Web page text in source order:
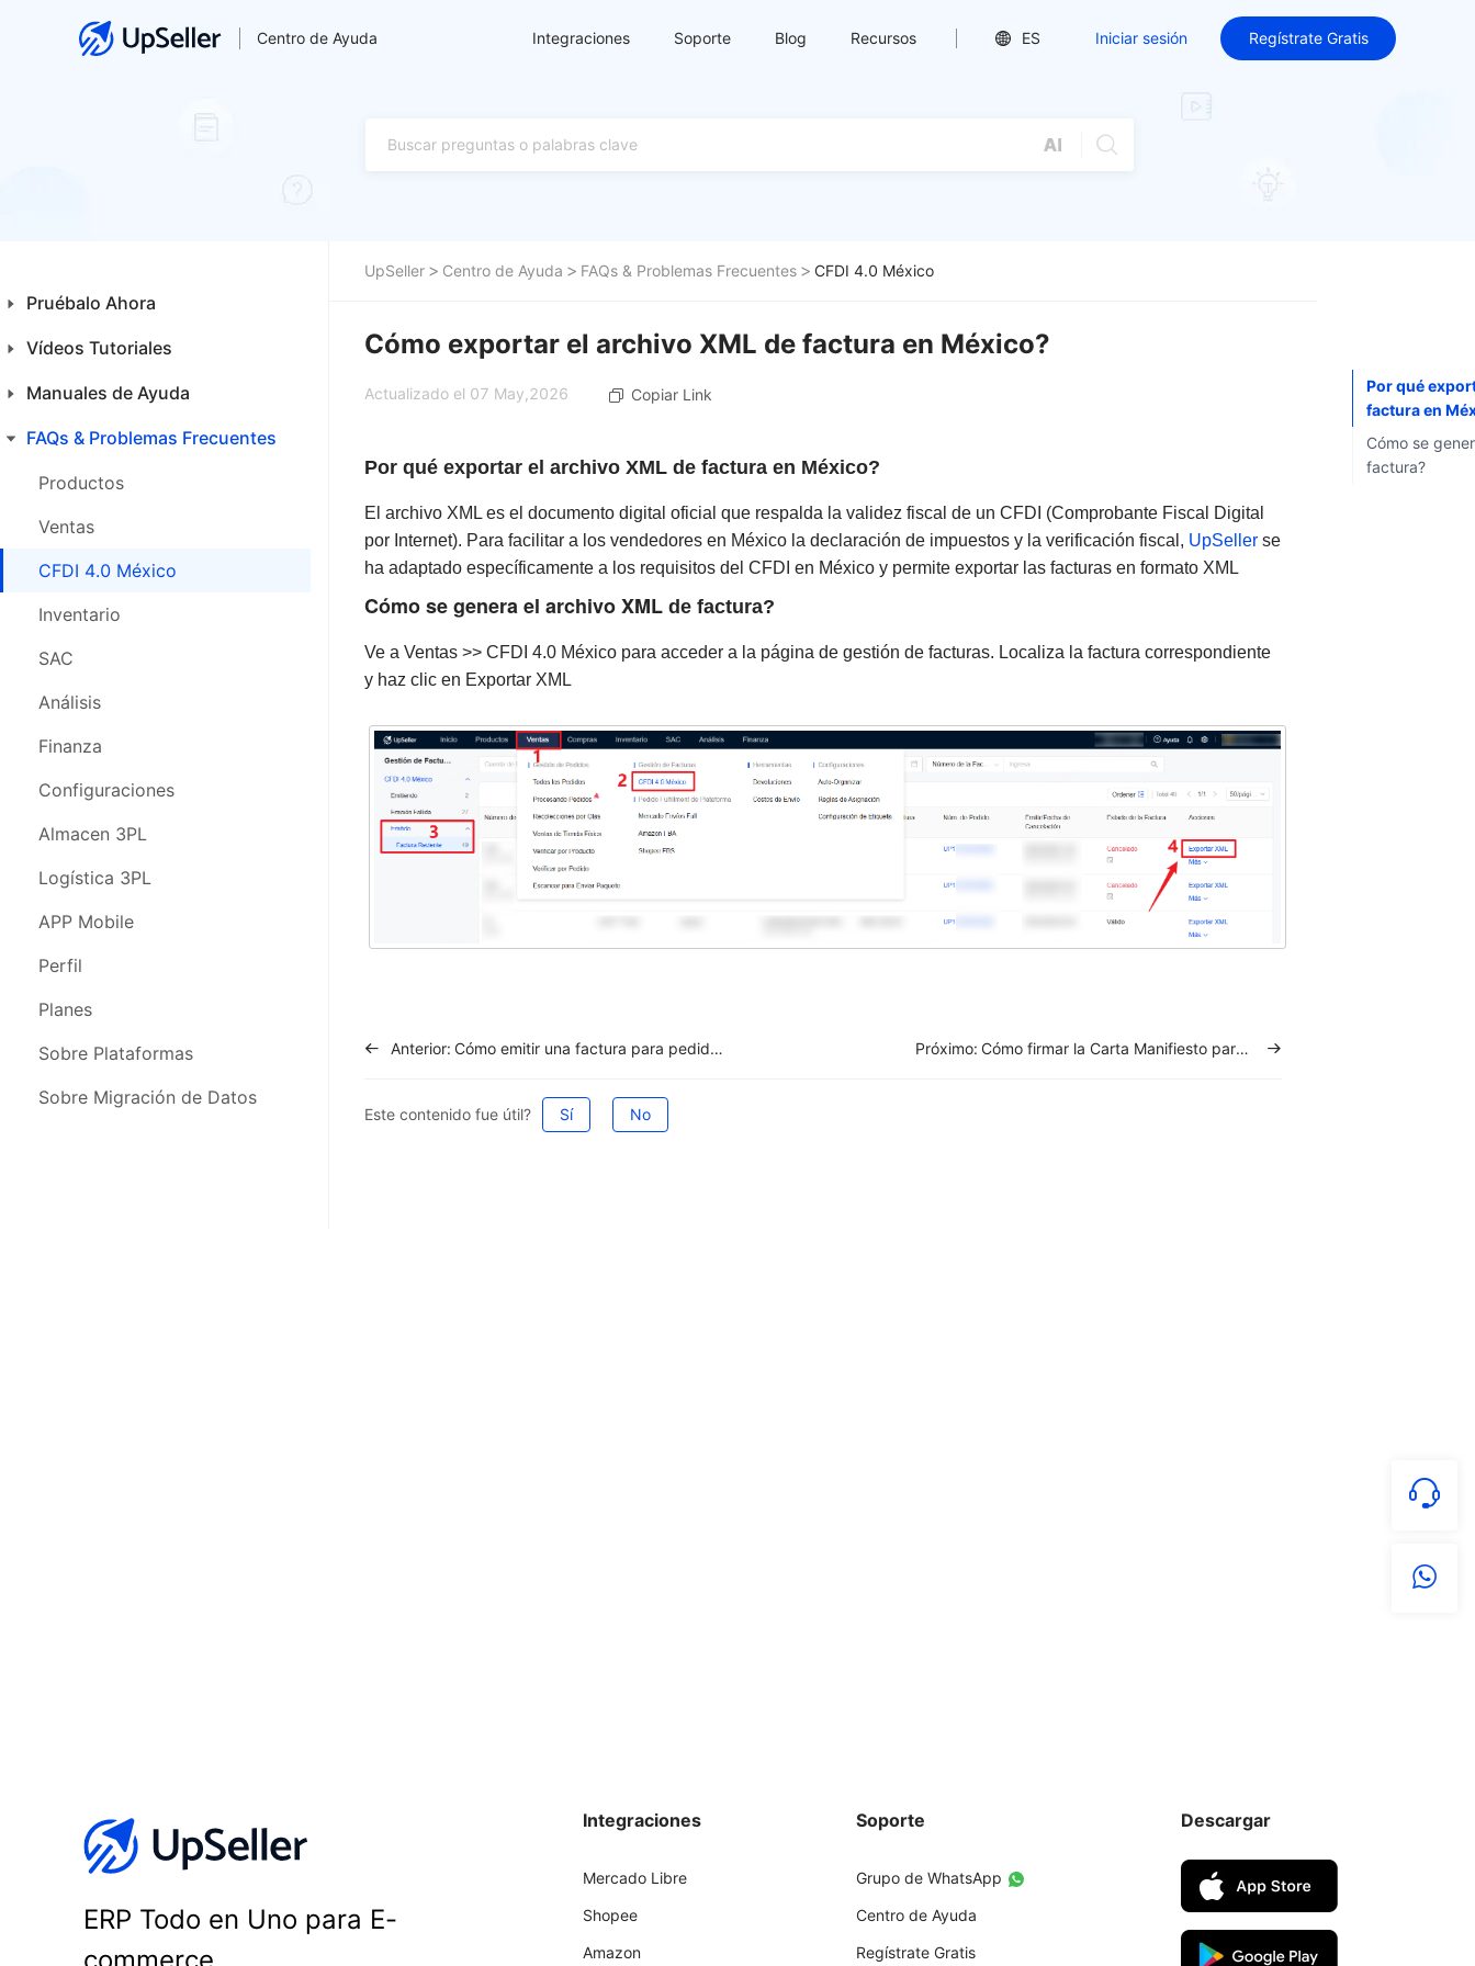
Centro de Ayuda Integraciones Soporte Blog Recursos ES Iniciar sesión Regístrate Gratis
Pruébalo Ahora
Guía para Principiantes
Primeros Pasos
Funcionalidades Especiales
Vídeos Tutoriales
Inicio
Productos
Ventas
CFDI 4.0 México
Compras
Inventario
SAC
Análisis
Finanza
Configuraciones
Almacén 3PL
Logística 3PL
APP Movil
Webinars
FAQs & Problemas Frecuentes
Manuales de Ayuda
Inicio
Productos
Ventas
CFDI 4.0 México
Compra
Inventario
SAC
Análisis
Finanza
Configuraciones
Almacén 3PL
Logística 3PL
APP Mobile
Configuración de Cuenta
Novedades y Actualizaciones
FAQs & Problemas Frecuentes
Productos
Ventas
CFDI 4.0 México
Inventario
SAC
Análisis
Finanza
Configuraciones
Almacen 3PL
Logística 3PL
APP Mobile
Perfil
Planes
Sobre Plataformas
Sobre Migración de Datos
UpSeller Centro de Ayuda FAQs & Problemas Frecuentes CFDI 4.0 México
Cómo exportar el archivo XML de factura en México?
Actualizado el 07 May,2026 Copiar Link
Por qué exportar el archivo XML de factura en México?
El archivo XML es el documento digital oficial que respalda la validez fiscal de un CFDI (Comprobante Fiscal Digital
por Internet). Para facilitar a los vendedores en México la declaración de impuestos y la verificación fiscal, UpSeller se
ha adaptado específicamente a los requisitos del CFDI en México y permite exportar las facturas en formato XML
Cómo se genera el archivo XML de factura?
Ve a Ventas >> CFDI 4.0 México para acceder a la página de gestión de facturas. Localiza la factura correspondiente
y haz clic en Exportar XML
Anterior: Cómo emitir una factura para pedidos manuales o fuera de línea en México? Próximo: Cómo firmar la Carta Manifiesto para facturar en México?
Este contenido fue útil? Sí No
Por qué
factura en
Cómo se
factura?
ERP Todo en Uno para E-
Integraciones
Mercado Libre
Shopee
Amazon
Soporte
Grupo de WhatsApp
Centro de Ayuda
Regístrate Gratis
Descargar